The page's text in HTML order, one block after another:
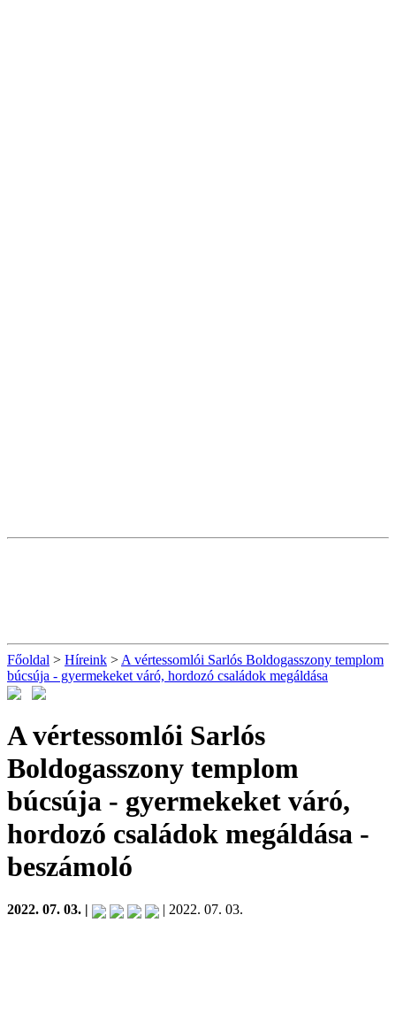
Főoldal > Híreink > A vértessomlói Sarlós Boldogasszony templom
búcsúja - gyermekeket váró, hordozó családok megáldása
A vértessomlói Sarlós
Boldogasszony templom
búcsúja - gyermekeket váró,
hordozó családok megáldása -
beszámoló
2022. 07. 03. | | 2022. 07. 03.